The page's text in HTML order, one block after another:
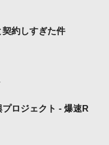
約しすぎた件
ロジェクト - 爆速R